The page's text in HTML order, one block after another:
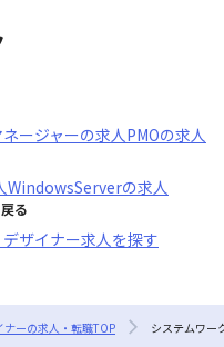
ージャーの求人 PMOの求人
WindowsServerの求人
る
ザイナー求人を探す
ーの求人・転職TOP システムワー